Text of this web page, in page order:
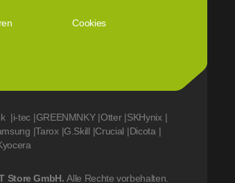
Cookies
|i-tec |GREENMNKY |Otter |SKHynix |
|Tarox |G.Skill |Crucial |Dicota |
Store GmbH.Alle Rechte vorbehalten.